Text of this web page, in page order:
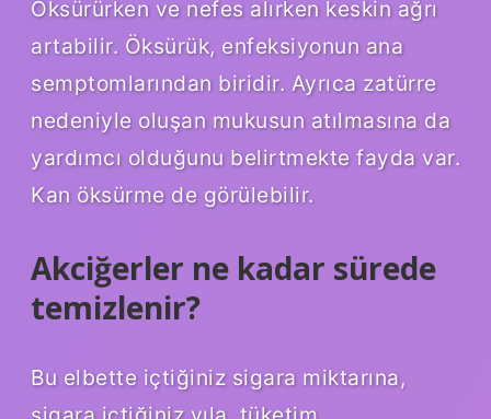
Öksürürken ve nefes alırken keskin ağrı
artabilir. Öksürük, enfeksiyonun ana
semptomlarından biridir. Ayrıca zatürre
nedeniyle oluşan mukusun atılmasına da
yardımcı olduğunu belirtmekte fayda var.
Kan öksürme de görülebilir.
Akciğerler ne kadar sürede
temizlenir?
Bu elbette içtiğiniz sigara miktarına,